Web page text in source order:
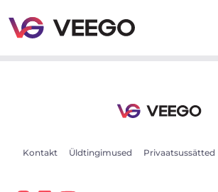
Kontakt Üldtingimused Privaatsussätted